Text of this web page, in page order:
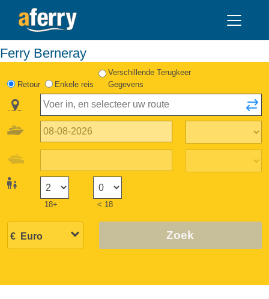
Ferry Berneray
Retour Enkele reis
Verschillende Terugkeer
Gegevens
18+ < 18
Zoek